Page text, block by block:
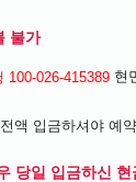
불가
100-026-415389 현
액 입금하셔야 예
당일 입금하신